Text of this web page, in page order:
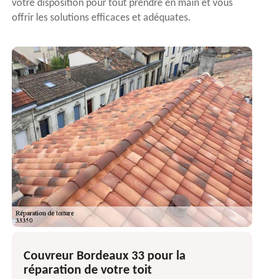
votre disposition pour tout prendre en main et vous
offrir les solutions efficaces et adéquates.
Couvreur Bordeaux 33 pour la
réparation de votre toit